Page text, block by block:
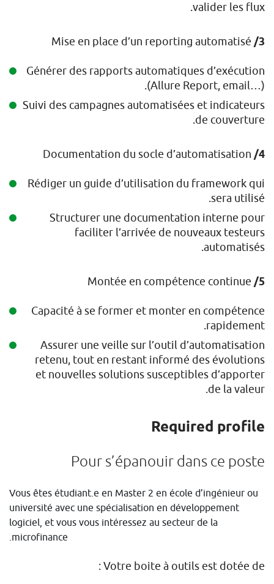
valider les flux.
3/
Mise en place d’un reporting automatisé
Générer des rapports automatiques d’exécution
(Allure Report, email…).
Suivi des campagnes automatisées et indicateurs
de couverture.
4/
Documentation du socle d’automatisation
Rédiger un guide d’utilisation du framework qui
sera utilisé.
Structurer une documentation interne pour
faciliter l’arrivée de nouveaux testeurs
automatisés.
5/
Montée en compétence continue
Capacité à se former et monter en compétence
rapidement.
Assurer une veille sur l’outil d’automatisation
retenu, tout en restant informé des évolutions
et nouvelles solutions susceptibles d’apporter
de la valeur.
Required profile
Pour s’épanouir dans ce poste
Vous êtes étudiant.e en Master 2 en école d’ingénieur ou
université avec une spécialisation en développement
logiciel, et vous vous intéressez au secteur de la
microfinance.
Votre boite à outils est dotée de :